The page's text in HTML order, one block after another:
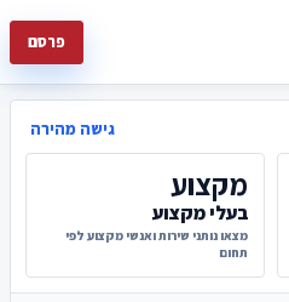
פרסם
גישה מהירה
מקצוע
בעלי מקצוע
מצאו נותני שירות ואנשי מקצוע לפי
תחום